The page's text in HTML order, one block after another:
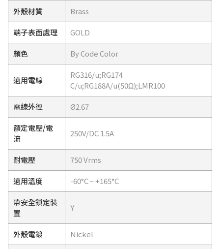
外殼材質 Brass
端子表面處理 GOLD
顏色 By Code Color
適用電線
RG316/u;RG174
C/u;RG188A/u(50Ω);LMR100
電線外徑 Ø2.67
額定電壓/電
流
250V/DC 1.5A
耐電壓 750 Vrms
適用溫度 -60°C ~ +165°C
帶安全鎖定裝
置
Y
外殼電鍍 Nickel